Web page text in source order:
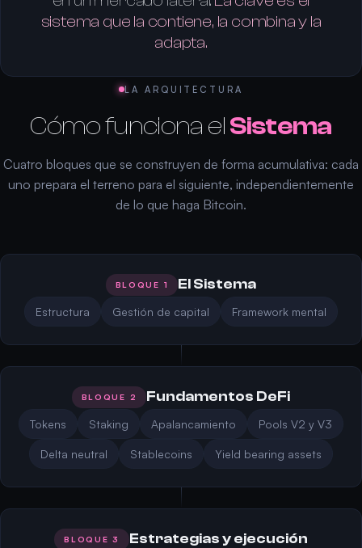
sistema que la contiene, la combina y la
adapta.
LA ARQUITECTURA
Cómo funciona elSistema
Cuatro bloques que se construyen de forma acumulativa: cada
uno prepara el terreno para el siguiente, independientemente
de lo que haga Bitcoin.
BLOQUE 1 El Sistema
Estructura Gestión de capital Framework mental
BLOQUE 2 Fundamentos DeFi
Tokens Staking Apalancamiento Pools V2 y V3
Delta neutral Stablecoins Yield bearing assets
BLOQUE 3 Estrategias y ejecución